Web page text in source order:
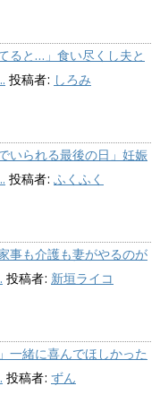
ると…」食い尽くし夫と
投稿者: しろみ
いられる最後の日」妊娠
投稿者: ふくふく
事も介護も妻がやるのが
投稿者: 新垣ライコ
一緒に喜んでほしかった
投稿者: ずん